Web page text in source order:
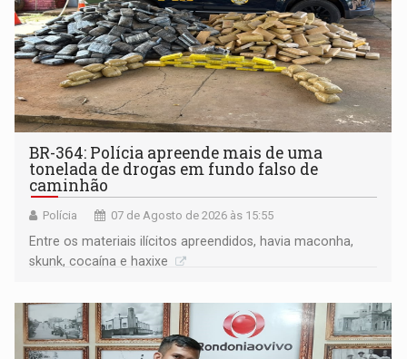
BR-364: Polícia apreende mais de uma
tonelada de drogas em fundo falso de
caminhão
Polícia 07 de Agosto de 2026 às 15:55
Entre os materiais ilícitos apreendidos, havia maconha,
skunk, cocaína e haxixe